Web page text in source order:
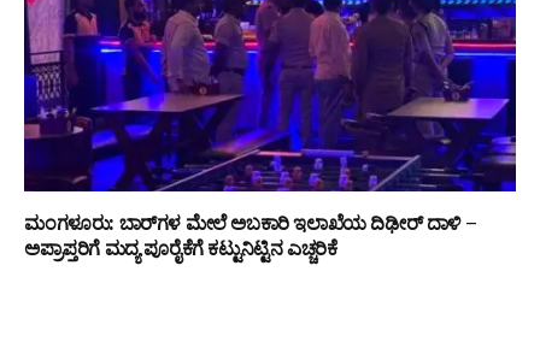
ಮಂಗಳೂರು: ಬಾರ್‌ಗಳ ಮೇಲೆ ಅಬಕಾರಿ ಇಲಾಖೆಯ ದಿಢೀರ್ ದಾಳಿ –
ಅಪ್ರಾಪ್ತರಿಗೆ ಮದ್ಯ ಪೂರೈಕೆಗೆ ಕಟ್ಟುನಿಟ್ಟಿನ ಎಚ್ಚರಿಕೆ